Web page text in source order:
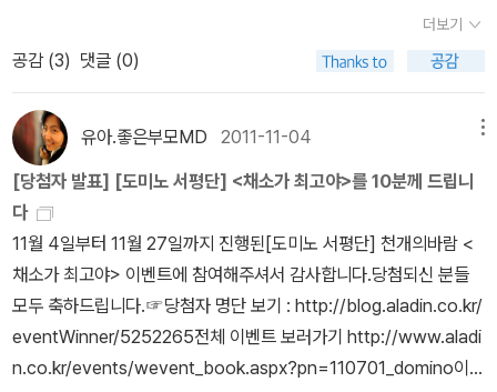
을 겪으며 성장하는 이야기★동물원내가 좋아하는 것★겁쟁이 빌리
우리 아빠가 최고야고릴라우리 엄마기분을 말해 봐 2. 존 버
을 담은 이야기가 많아요.★★지각대장 존-아이가 학교 늦은 데 이유
를 대는데 선생님은 믿지 않아요. 아이들 심리를 잘 알고 해방감을 주
는 책이에요.★에드와르도 세상에서 가장 못된 아이검피 아저씨의 뱃
놀이야, 우리 기차에서 내려 ★마법침대내 친구 커트니★네가 만
약 3. 토미 웅게러기발한 착상과 시니컬한 웃음이 넘치는
그림으로 기성 사회가 가지고 있는 그릇된 가치관이나 선입견을 재미
있고 부드럽게 풍자하고 있어요. 신랄한 독설가인 모리스 샌닥까지도
웅게러의 그림을 일러 ‘언어와 예술의 강렬한 결합’이라는 찬사를 아
끼지 않았다고. -알라딘소개저희 애들은 모이스 샌닥과 더불어 그다
서 일본원서의 말놀이 느낌을 살리기 위해 번역 작업에 무지공을 들
이셨다고하네요.일본 교외의 깔끔하고 한적한동네에서 벌어지는 즐
거운 마을 운동회를 담은 듯한 느낌.생김새도 특징도 가지가지인 채
소들이 달리기 대회를 하면서 실수하고 경쟁하고 돕는 이야기. 눈과
입 만으로 감정과 행동이 고스란히 느껴지는 캐릭터.5분 만에 후딱읽
어버리는 책이 아니라, 아이와 키득거리고 노래하며 이야기 할 수 있
는장점 가득한그림책입니다. * 주목할 만한 새로나온 책 * 인기 작가
하야시 아키코 http://www.aladin.co.kr/Search/wSearchRes
ult.aspx?AuthorSearch=@48865사카이 코마코 http://www.
aladin.co.kr/Search/wSearchResult.aspx?AuthorSearch=
@139175미야니시 다츠야 http://www.aladin.co.kr/Search/w
SearchResult.aspx?AuthorSearch=@133657고미 타로 htt
더보기
공감 (3) 댓글 (0)
유아.좋은부모MD 2011-11-04
[당첨자 발표] [도미노 서평단] <채소가 최고야>를 10분께 드립니
다
11월 4일부터 11월 27일까지 진행된[도미노 서평단] 천개의바람 <
채소가 최고야> 이벤트에 참여해주셔서 감사합니다.당첨되신 분들
모두 축하드립니다.☞당첨자 명단 보기 : http://blog.aladin.co.kr/
eventWinner/5252265전체 이벤트 보러가기 http://www.aladi
n.co.kr/events/wevent_book.aspx?pn=110701_domino이벤